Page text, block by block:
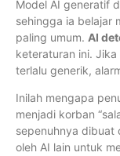
Model AI generatif
sehingga ia belajar
paling umum. AI
keteraturan ini. Jika
terlalu generik,
Inilah mengapa
menjadi korban
sepenuhnya dibuat
oleh AI lain untuk